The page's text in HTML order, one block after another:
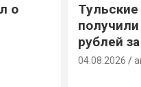
о
рублей
04.08.2026